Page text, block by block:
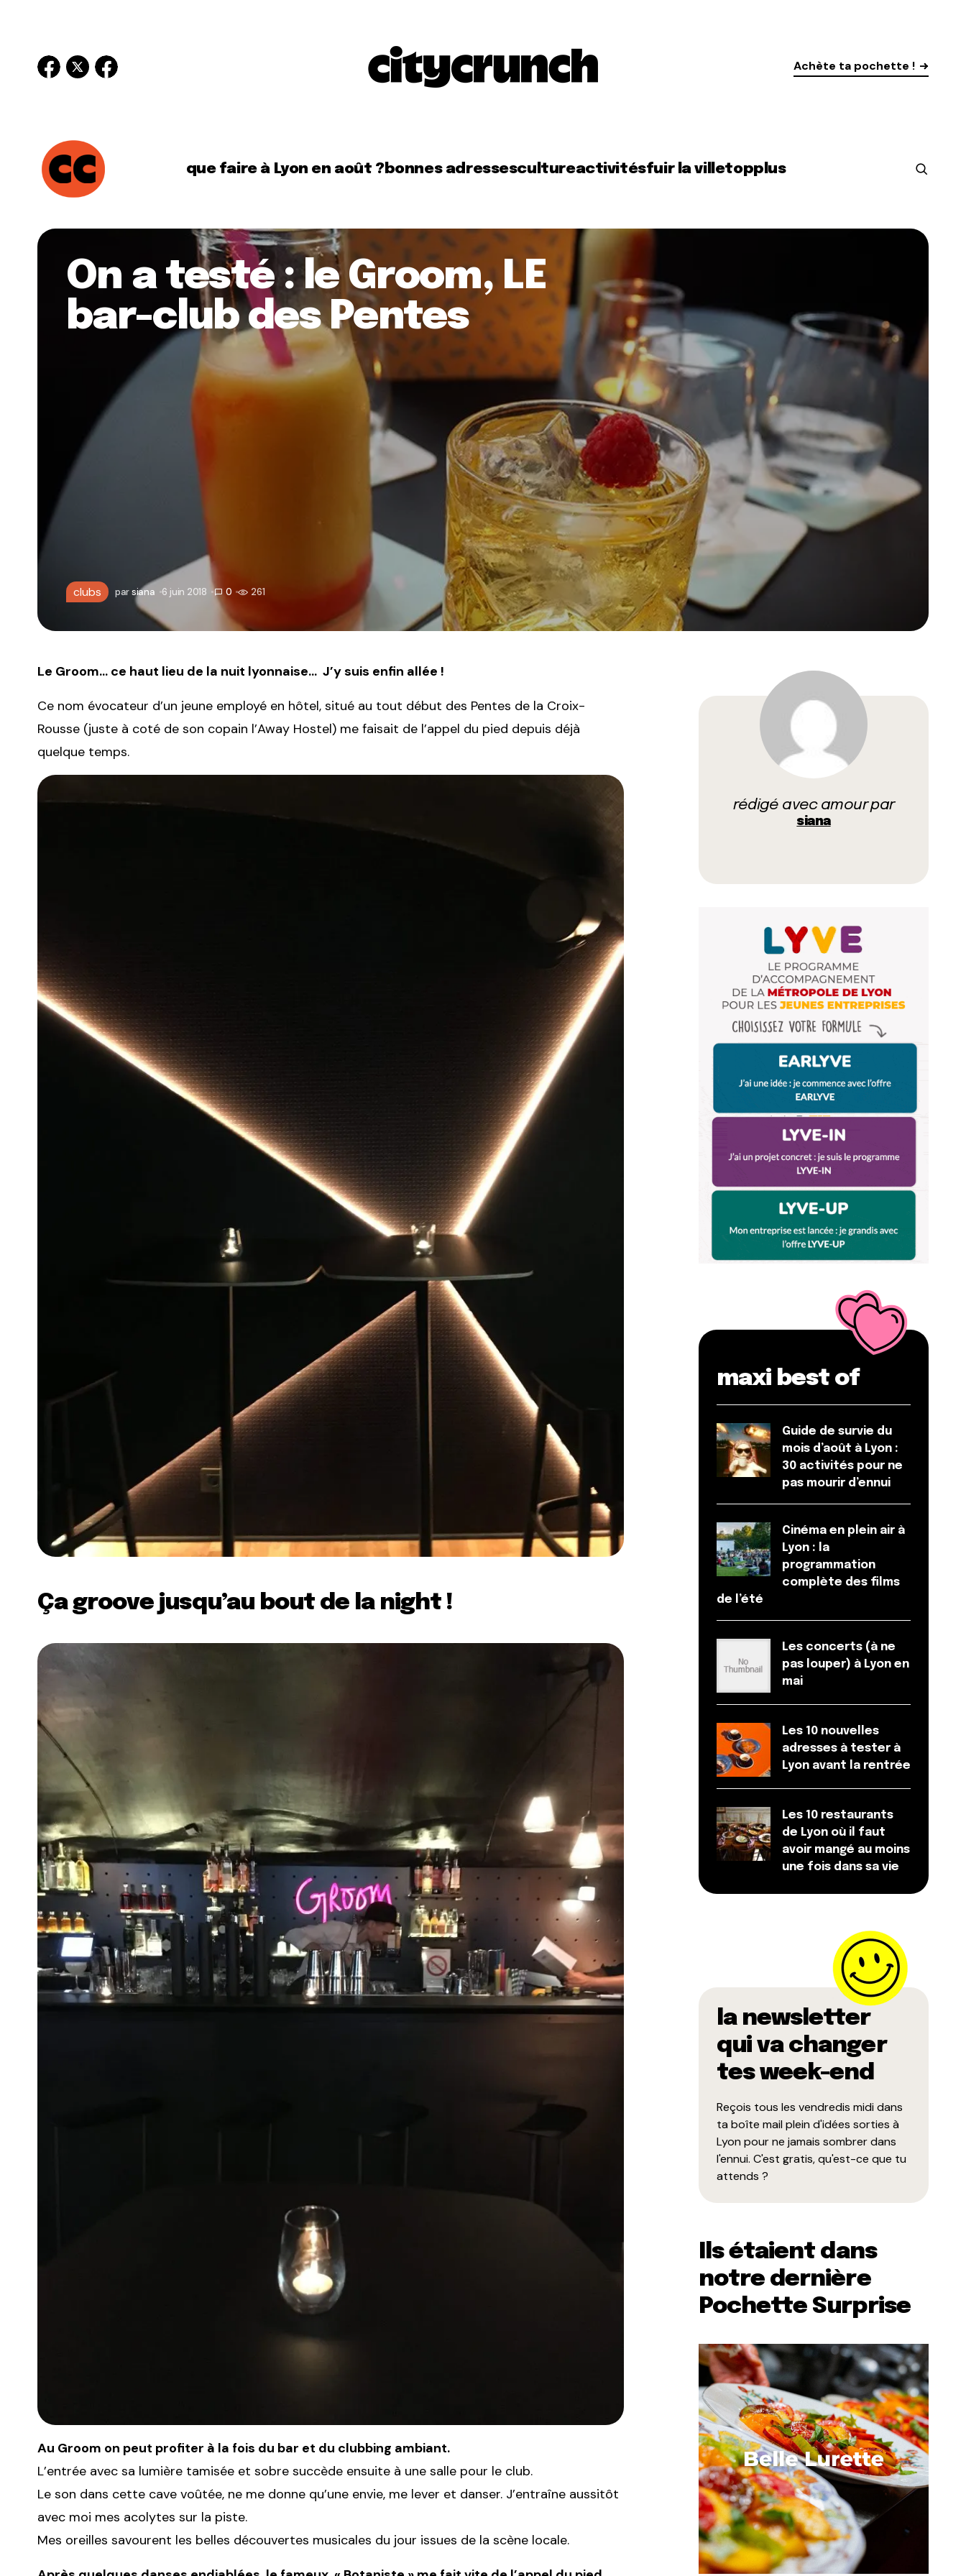
Achète ta pochette !
que faire à Lyon en août ?bonnes adressescultureactivitésfuir la villetopplus
On a testé : le Groom, LE
bar-club des Pentes
clubs parsiana 6 juin 2018 0 261
Le Groom… ce haut lieu de la nuit lyonnaise… J’y suis enfin allée !
Ce nom évocateur d’un jeune employé en hôtel, situé au tout début des Pentes de la Croix-
Rousse (juste à coté de son copain l’Away Hostel) me faisait de l’appel du pied depuis déjà
quelque temps.
Ça groove jusqu’au bout de la night !
Au Groom on peut profiter à la fois du bar et du clubbing ambiant.
L’entrée avec sa lumière tamisée et sobre succède ensuite à une salle pour le club.
Le son dans cette cave voûtée, ne me donne qu’une envie, me lever et danser. J’entraîne aussitôt
avec moi mes acolytes sur la piste.
Mes oreilles savourent les belles découvertes musicales du jour issues de la scène locale.
rédigé avec amour par
siana
maxi best of
Guide de survie du
mois d’août à Lyon :
30 activités pour ne
pas mourir d’ennui
Cinéma en plein air à
Lyon : la
programmation
complète des films
de l’été
Les concerts (à ne
pas louper) à Lyon en
mai
Les 10 nouvelles
adresses à tester à
Lyon avant la rentrée
Les 10 restaurants
de Lyon où il faut
avoir mangé au moins
une fois dans sa vie
la newsletter
qui va changer
tes week-end
Reçois tous les vendredis midi dans
ta boîte mail plein d'idées sorties à
Lyon pour ne jamais sombrer dans
l'ennui. C'est gratis, qu'est-ce que tu
attends ?
Ils étaient dans
notre dernière
Pochette Surprise